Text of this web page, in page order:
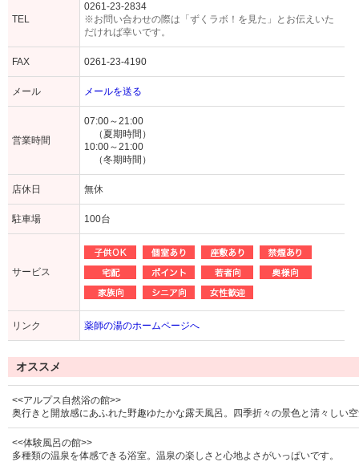
TEL
0261-23-2834
※お問い合わせの際は「ずくラボ！を見た」とお伝えいた
だければ幸いです。
FAX 0261-23-4190
メール メールを送る
営業時間
07:00～21:00
（夏期時間）
10:00～21:00
（冬期時間）
店休日 無休
駐車場 100台
サービス
リンク 薬師の湯のホームページへ
オススメ
<<アルプス自然浴の館>>
奥行きと開放感にあふれた野趣ゆたかな露天風呂。四季折々の景色と清々しい
<<体験風呂の館>>
多種類の温泉を体感できる浴室。温泉の楽しさと心地よさがいっぱいです。